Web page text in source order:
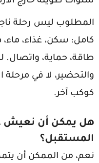
المطلوب ليس رحلة
كامل: سكن، غذاء، ماء،
طاقة، حماية، واتصال.
والتحضير، لا في مرحلة
كوكب آخر.
هل يمكن أن نعيش
المستقبل؟
نعم، من الممكن أن